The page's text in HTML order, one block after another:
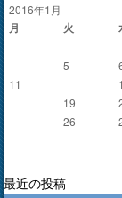
2016年1月
月 火
5
11
19
26
最近の投稿